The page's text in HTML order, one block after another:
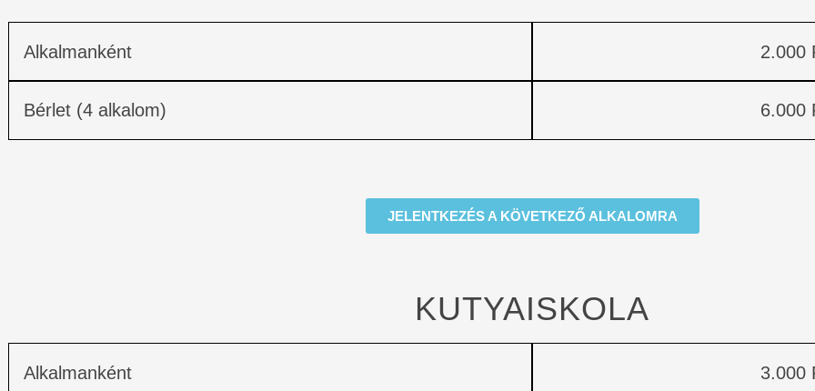
Alkalmanként 2.000
Bérlet (4 alkalom) 6.000
JELENTKEZÉS A KÖVETKEZŐ ALKALOMRA
KUTYAISKOLA
Alkalmanként 3.000